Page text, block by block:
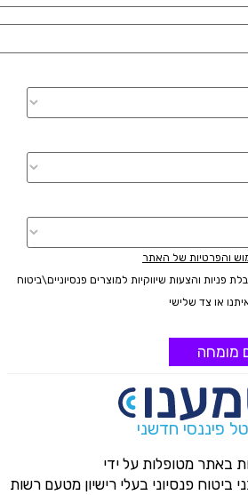
והפרטיות של האתר
פניות והצעות שיווקיות למוצרים פנסיוניים\ביטוח
מומחה
פיננסי חדשני
באתר מטופלות על ידי
ביטוח פנסיוני בעלי רישיון מטעם רשות